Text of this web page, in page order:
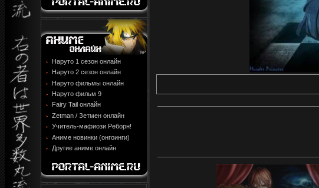
Наруто 1 сезон онлайн
Наруто 2 сезон онлайн
Наруто фильмы онлайн
Наруто фильм 9
Fairy Tail онлайн
Zetman / Зетмен онлайн
Учитель-мафиози Реборн!
Аниме новинки (онгоинги)
Другие аниме онлайн